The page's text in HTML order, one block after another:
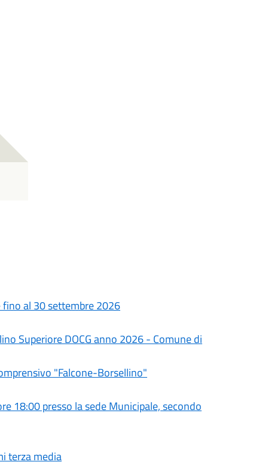
al 30 settembre 2026
Superiore DOCG anno 2026 - Comune di
"Falcone-Borsellino"
18:00 presso la sede Municipale, secondo
terza media